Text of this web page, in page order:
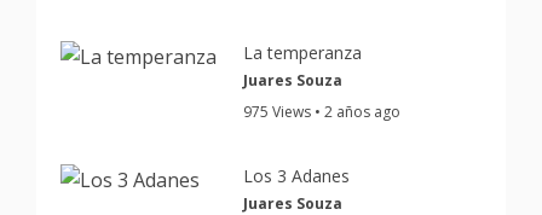
La temperanza
Juares Souza
975 Views • 2 años ago
Los 3 Adanes
Juares Souza